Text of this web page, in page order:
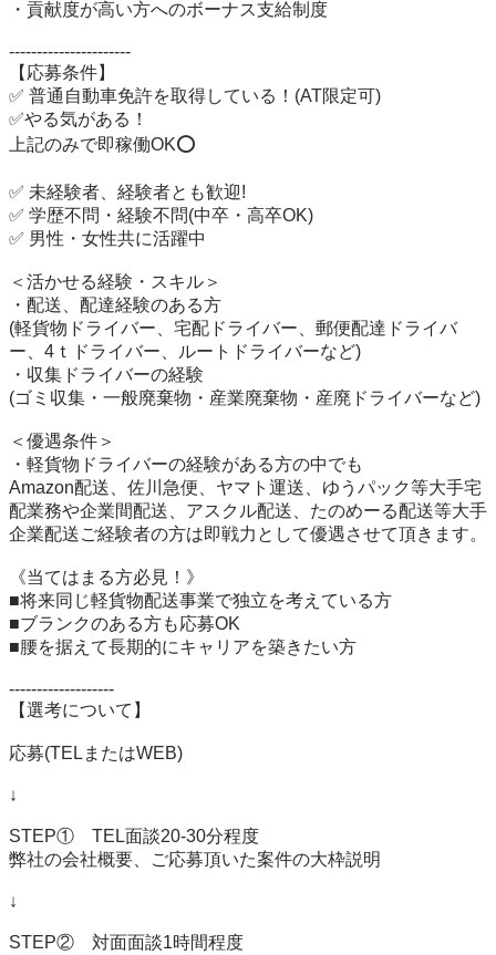
・貢献度が高い方へのボーナス支給制度
----------------------
【応募条件】
✅ 普通自動車免許を取得している！(AT限定可)
✅やる気がある！
上記のみで即稼働OK⭕️
✅ 未経験者、経験者とも歓迎!
✅ 学歴不問・経験不問(中卒・高卒OK)
✅ 男性・女性共に活躍中
＜活かせる経験・スキル＞
・配送、配達経験のある方
(軽貨物ドライバー、宅配ドライバー、郵便配達ドライバ
ー、4ｔドライバー、ルートドライバーなど)
・収集ドライバーの経験
(ゴミ収集・一般廃棄物・産業廃棄物・産廃ドライバーなど)
＜優遇条件＞
・軽貨物ドライバーの経験がある方の中でも
Amazon配送、佐川急便、ヤマト運送、ゆうパック等大手宅
配業務や企業間配送、アスクル配送、たのめーる配送等大手
企業配送ご経験者の方は即戦力として優遇させて頂きます。
《当てはまる方必見！》
■将来同じ軽貨物配送事業で独立を考えている方
■ブランクのある方も応募OK
■腰を据えて長期的にキャリアを築きたい方
-------------------
【選考について】
応募(TELまたはWEB)
↓
STEP①　TEL面談20-30分程度
弊社の会社概要、ご応募頂いた案件の大枠説明
↓
STEP②　対面面談1時間程度